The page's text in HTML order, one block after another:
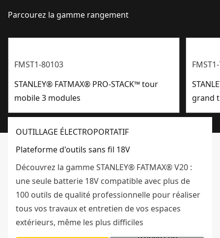
Parcourez la gamme rangement
FMST1-80103
STANLEY® FATMAX® PRO-STACK™ tour
mobile 3 modules
grand
OUTILLAGE ÉLECTROPORTATIF
Plateforme d'outils sans fil 18V
Découvrez la gamme STANLEY® FATMAX® V20 :
une seule batterie 18V compatible avec plus de
100 outils de qualité professionnelle pour réaliser
tous vos travaux et entretien de vos espaces
extérieurs, même les plus difficiles